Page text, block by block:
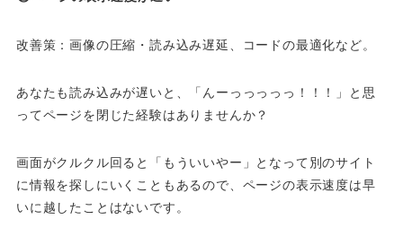
改善策：画像の圧縮・読み込み遅延、コードの最適化など。
あなたも読み込みが遅いと、「んーっっっっっ！！！」と思
ってページを閉じた経験はありませんか？
画面がクルクル回ると「もういいやー」となって別のサイト
に情報を探しにいくこともあるので、ページの表示速度は早
いに越したことはないです。